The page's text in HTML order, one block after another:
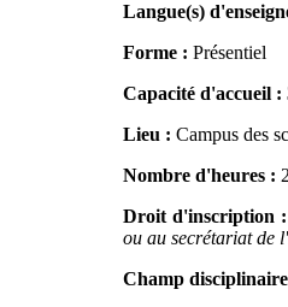
Langue(s)
Forme : Présentiel
Capacité d'accueil :
Lieu : Campus des
Nombre d'heures :
Droit d'inscription
ou au secrétariat de
Champ